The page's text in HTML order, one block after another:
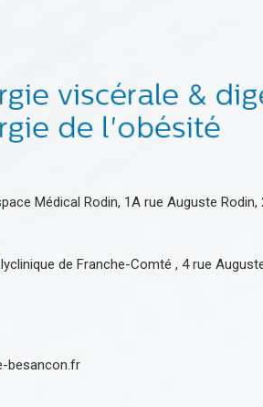
Médical Rodin, 1A rue Auguste Rodin,
de Franche-Comté , 4 rue
besancon.fr